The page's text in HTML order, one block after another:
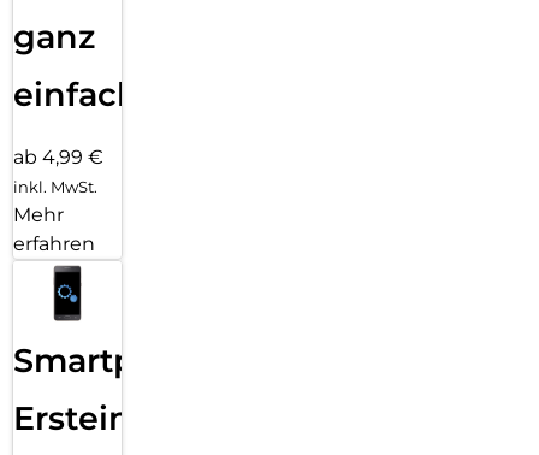
ganz
einfach
ab 4,99 €
inkl. MwSt.
Mehr
erfahren
Smartphone
Ersteinrichtung